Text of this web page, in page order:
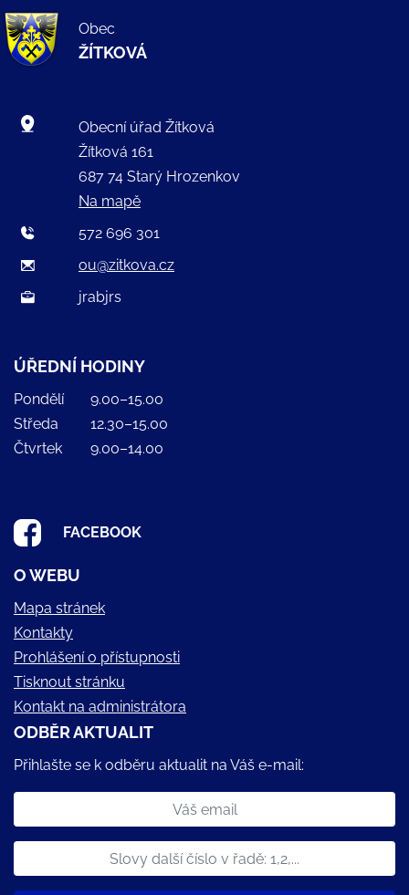
Obec
ŽÍTKOVÁ
Obecní úřad Žítková
Žítková 161
687 74 Starý Hrozenkov
Na mapě
572 696 301
ou@zitkova.cz
jrabjrs
ÚŘEDNÍ HODINY
Pondělí
9.00–15.00
Středa
12.30–15.00
Čtvrtek
9.00–14.00
FACEBOOK
O WEBU
Mapa stránek
Kontakty
Prohlášení o přístupnosti
Tisknout stránku
Kontakt na administrátora
ODBĚR AKTUALIT
Přihlašte se k odběru aktualit na Váš e-mail: